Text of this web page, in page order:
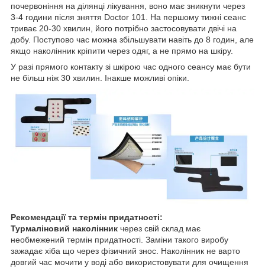
почервоніння на ділянці лікування, воно має зникнути через
3-4 години після зняття Doctor 101. На першому тижні сеанс
триває 20-30 хвилин, його потрібно застосовувати двічі на
добу. Поступово час можна збільшувати навіть до 8 годин, але
якщо наколінник кріпити через одяг, а не прямо на шкіру.
У разі прямого контакту зі шкірою час одного сеансу має бути
не більш ніж 30 хвилин. Інакше можливі опіки.
Рекомендації та термін придатності:
Турмаліновий наколінник через свій склад має
необмежений термін придатності. Заміни такого виробу
зажадає хіба що через фізичний знос. Наколінник не варто
довгий час мочити у воді або використовувати для очищення